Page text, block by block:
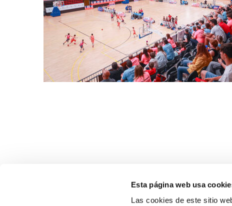
Esta página web usa
Las cookies de este sitio